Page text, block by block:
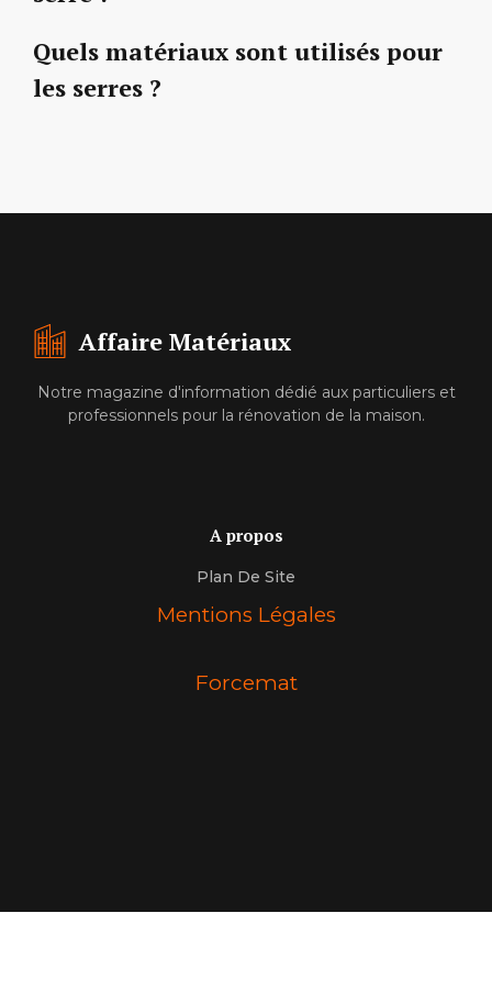
Quels matériaux sont utilisés pour
les serres ?
Affaire Matériaux
Notre magazine d'information dédié aux particuliers et
professionnels pour la rénovation de la maison.
A propos
Plan De Site
Mentions Légales
Forcemat